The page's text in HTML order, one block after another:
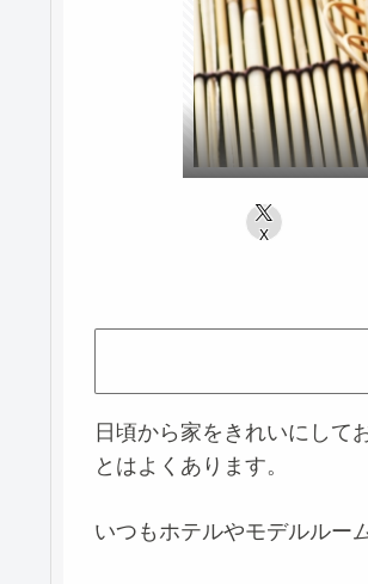
X
日頃から家をきれいにして
とはよくあります。
いつもホテルやモデルルー